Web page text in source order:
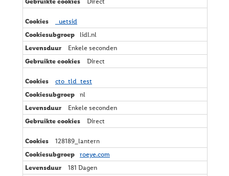
_uetsid
lidl.nl
Enkele seconden
Direct
cto_tld_test
nl
Enkele seconden
Direct
128189_lantern
roeye.com
181 Dagen